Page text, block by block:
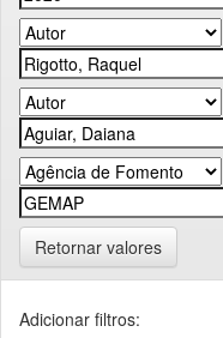
Retornar valores
Adicionar filtros: